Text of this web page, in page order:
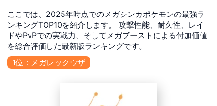
ここでは、2025年時点でのメガシンカポケモンの最強ラ
ンキングTOP10を紹介します。 攻撃性能、耐久性、レイ
ドやPvPでの実戦力、そしてメガブーストによる付加価値
を総合評価した最新版ランキングです。
1位：メガレックウザ